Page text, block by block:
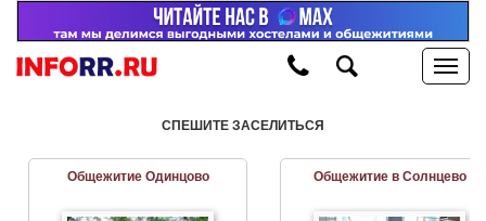
СПЕШИТЕ ЗАСЕЛИТЬСЯ
Общежитие Одинцово Общежитие в Солнцево